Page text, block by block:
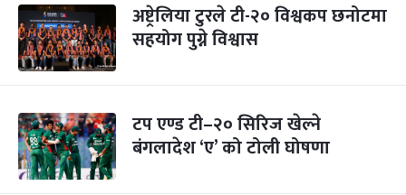
अष्ट्रेलिया टुरले टी-२० विश्वकप छनोटमा
सहयोग पुग्ने विश्वास
टप एण्ड टी–२० सिरिज खेल्ने
बंगलादेश ‘ए’ को टोली घोषणा